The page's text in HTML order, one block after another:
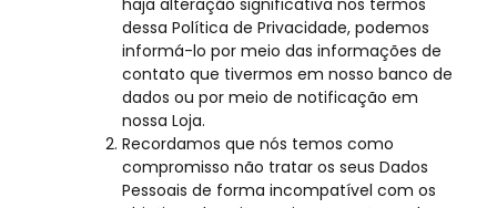
haja alteração significativa nos termos
dessa Política de Privacidade, podemos
informá-lo por meio das informações de
contato que tivermos em nosso banco de
dados ou por meio de notificação em
nossa Loja.
Recordamos que nós temos como
compromisso não tratar os seus Dados
Pessoais de forma incompatível com os